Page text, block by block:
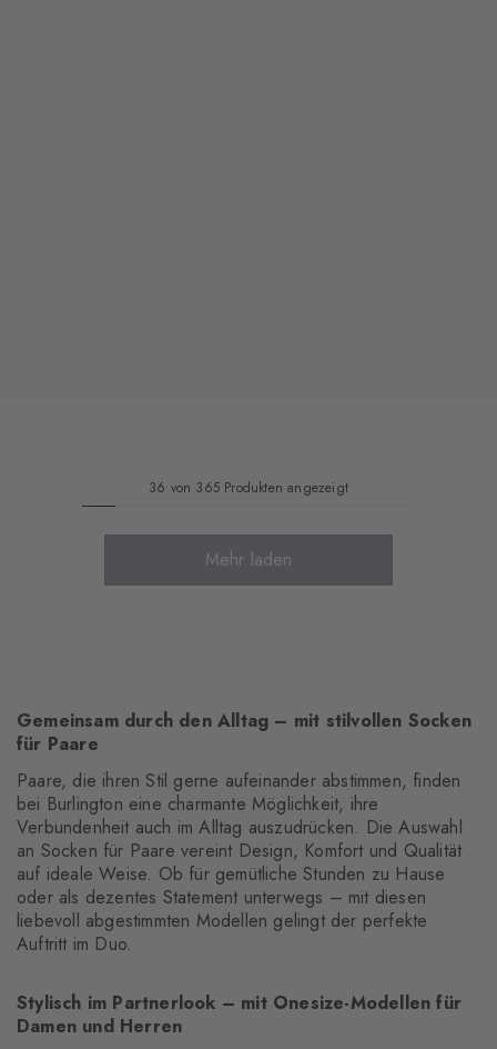
36 von 365 Produkten angezeigt
Mehr laden
Gemeinsam durch den Alltag – mit stilvollen Socken
für Paare
Paare, die ihren Stil gerne aufeinander abstimmen, finden
bei Burlington eine charmante Möglichkeit, ihre
Verbundenheit auch im Alltag auszudrücken. Die Auswahl
an Socken für Paare vereint Design, Komfort und Qualität
auf ideale Weise. Ob für gemütliche Stunden zu Hause
oder als dezentes Statement unterwegs – mit diesen
liebevoll abgestimmten Modellen gelingt der perfekte
Auftritt im Duo.
Stylisch im Partnerlook – mit Onesize-Modellen für
Damen und Herren